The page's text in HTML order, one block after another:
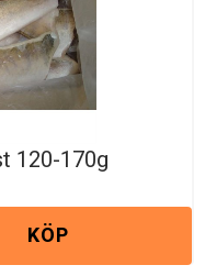
120-170g
KÖP